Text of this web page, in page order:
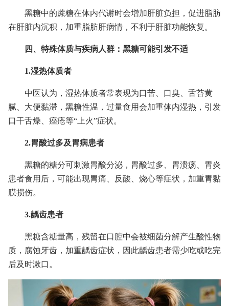
黑糖中的蔗糖在体内代谢时会增加肝脏负担，促进脂肪
在肝脏内沉积，加重脂肪肝病情，不利于肝脏功能恢复。
四、特殊体质与疾病人群：黑糖可能引发不适
1.湿热体质者
中医认为，湿热体质者常表现为口苦、口臭、舌苔黄
腻、大便黏滞，黑糖性温，过量食用会加重体内湿热，引发
口干舌燥、痤疮等“上火”症状。
2.胃酸过多及胃病患者
黑糖的糖分可刺激胃酸分泌，胃酸过多、胃溃疡、胃炎
患者食用后，可能出现胃痛、反酸、烧心等症状，加重胃黏
膜损伤。
3.龋齿患者
黑糖含糖量高，残留在口腔中会被细菌分解产生酸性物
质，腐蚀牙齿，加重龋齿症状，因此龋齿患者需少吃或吃完
后及时漱口。